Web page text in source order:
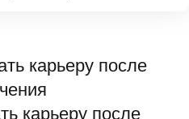
отдела или
трудиться и выполнять
всё возможное, чтобы
в одну из IT-
карьеру после